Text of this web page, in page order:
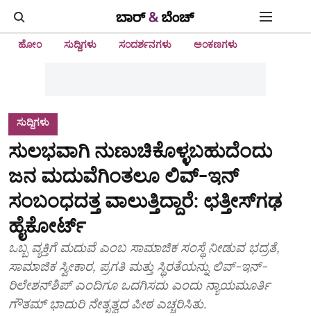
ಹೋಂ ಸುದ್ದಿಗಳು ಸಂದರ್ಶನಗಳು ಅಂಕಣಗಳು
ಸುದ್ದಿಗಳು
ಸುಲಭವಾಗಿ ನುಣುಚಿಕೊಳ್ಳಬಹುದೆಂದು
ಜನ ಮದುವೆಗಿಂತಲೂ ಲಿವ್-ಇನ್
ಸಂಬಂಧದತ್ತ ವಾಲುತ್ತಿದ್ದಾರೆ: ಛತ್ತೀಸ್‌ಗಢ
ಹೈಕೋರ್ಟ್‌
ಒಬ್ಬ ವ್ಯಕ್ತಿಗೆ ಮದುವೆ ಎಂಬ ಸಾಮಾಜಿಕ ಸಂಸ್ಥೆ ನೀಡುವ ಭದ್ರತೆ,
ಸಾಮಾಜಿಕ ಸ್ವೀಕಾರ, ಪ್ರಗತಿ ಮತ್ತು ಸ್ಥಿರತೆಯನ್ನು ಲಿವ್-ಇನ್-
ರಿಲೇಶನ್‌ಶಿಪ್‌ ಎಂದಿಗೂ ಒದಗಿಸದು ಎಂದು ನ್ಯಾಯಮೂರ್ತಿ
ಗೌತಮ್ ಭಾದುರಿ ನೇತೃತ್ವದ ಪೀಠ ಎಚ್ಚರಿಸಿತು.